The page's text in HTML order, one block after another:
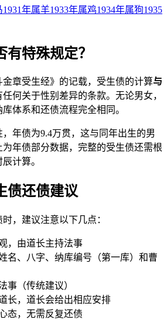
1931年属羊1933年属鸡1934年属狗1935
特殊规定？
章受生经》的记载，受生债的计算与
何关于性别差异的条款。无论男女，
体系和还债流程完全相同。
年债为9.4万贯，这与同年出生的男
年债部分数据，完整的受生债还需根
计算。
债还债建议
，建议注意以下几点：
，由道长主持法事
名、八字、纳库编号（第一库）和曹
事（传统建议）
长，道长会给出相应安排
态，无需反复还债